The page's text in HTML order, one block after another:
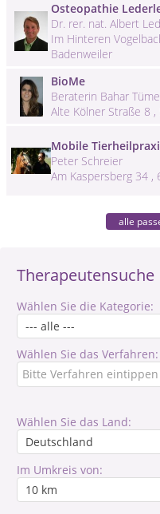
Therapeutensuche
Wählen Sie die Kategorie:
Wählen Sie das Verfahren:
Wählen Sie das Land:
Im Umkreis von:
Osteopathie
Dr. rer. nat. Albert
Im Hinteren
Badenweiler
BioMe
Beraterin Bahar
Alte Kölner Straße 8
Mobile
Peter Schreier
Am Kaspersberg 34 ,
alle